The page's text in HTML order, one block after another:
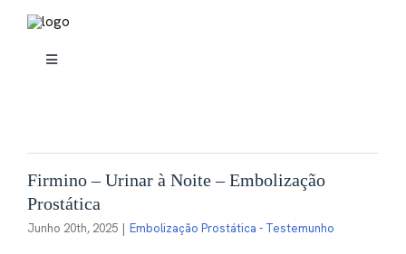
Toggle
Tratamentos
Firmino – Urinar à Noite – Embolização
Prostática
Junho 20th, 2025 | Embolização Prostática - Testemunho